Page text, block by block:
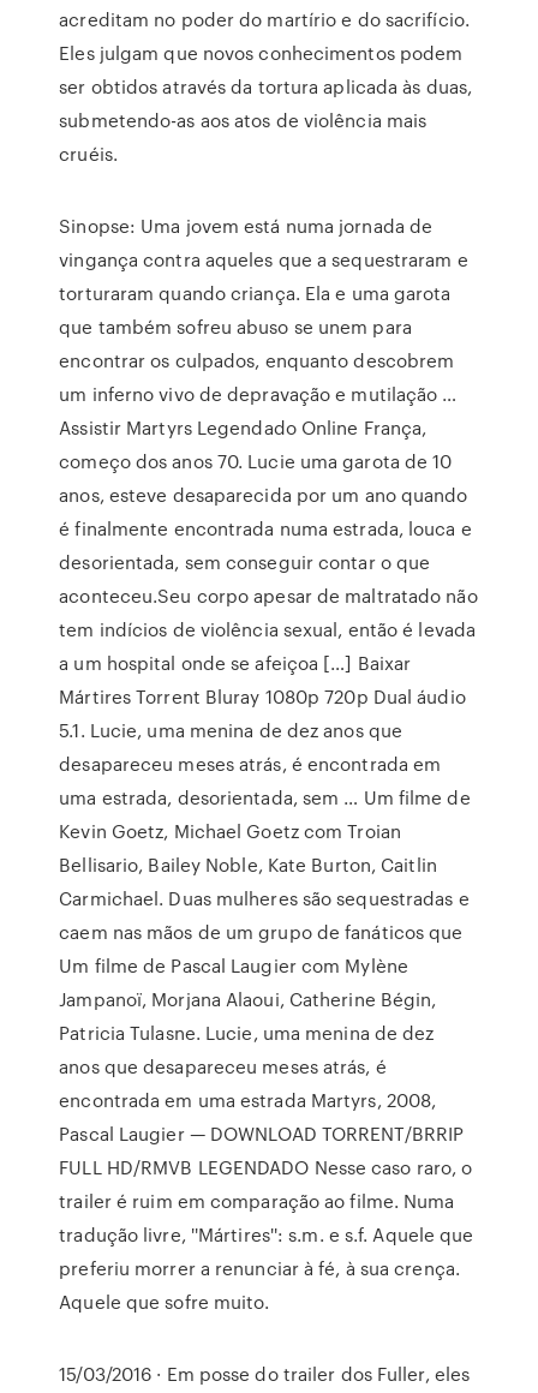
acreditam no poder do martírio e do sacrifício.
Eles julgam que novos conhecimentos podem
ser obtidos através da tortura aplicada às duas,
submetendo-as aos atos de violência mais
cruéis.
Sinopse: Uma jovem está numa jornada de
vingança contra aqueles que a sequestraram e
torturaram quando criança. Ela e uma garota
que também sofreu abuso se unem para
encontrar os culpados, enquanto descobrem
um inferno vivo de depravação e mutilação …
Assistir Martyrs Legendado Online França,
começo dos anos 70. Lucie uma garota de 10
anos, esteve desaparecida por um ano quando
é finalmente encontrada numa estrada, louca e
desorientada, sem conseguir contar o que
aconteceu.Seu corpo apesar de maltratado não
tem indícios de violência sexual, então é levada
a um hospital onde se afeiçoa […] Baixar
Mártires Torrent Bluray 1080p 720p Dual áudio
5.1. Lucie, uma menina de dez anos que
desapareceu meses atrás, é encontrada em
uma estrada, desorientada, sem … Um filme de
Kevin Goetz, Michael Goetz com Troian
Bellisario, Bailey Noble, Kate Burton, Caitlin
Carmichael. Duas mulheres são sequestradas e
caem nas mãos de um grupo de fanáticos que
Um filme de Pascal Laugier com Mylène
Jampanoï, Morjana Alaoui, Catherine Bégin,
Patricia Tulasne. Lucie, uma menina de dez
anos que desapareceu meses atrás, é
encontrada em uma estrada Martyrs, 2008,
Pascal Laugier — DOWNLOAD TORRENT/BRRIP
FULL HD/RMVB LEGENDADO Nesse caso raro, o
trailer é ruim em comparação ao filme. Numa
tradução livre, ''Mártires'': s.m. e s.f. Aquele que
preferiu morrer a renunciar à fé, à sua crença.
Aquele que sofre muito.
15/03/2016 · Em posse do trailer dos Fuller, eles